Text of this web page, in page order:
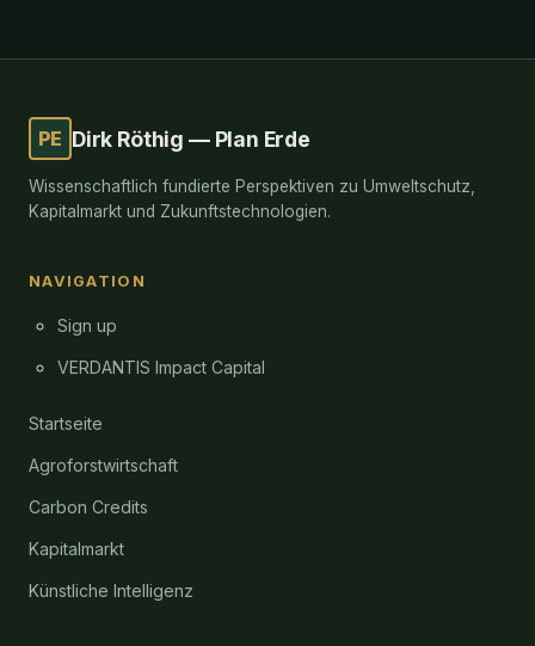
PE Dirk Röthig — Plan Erde
Wissenschaftlich fundierte Perspektiven zu Umweltschutz,
Kapitalmarkt und Zukunftstechnologien.
NAVIGATION
Sign up
VERDANTIS Impact Capital
Startseite
Agroforstwirtschaft
Carbon Credits
Kapitalmarkt
Künstliche Intelligenz